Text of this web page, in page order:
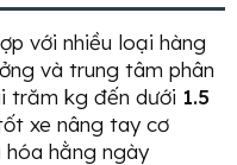
với nhiều loại hàng
và trung tâm phân
trăm kg đến dưới 1.5
xe nâng tay cơ
hằng ngày